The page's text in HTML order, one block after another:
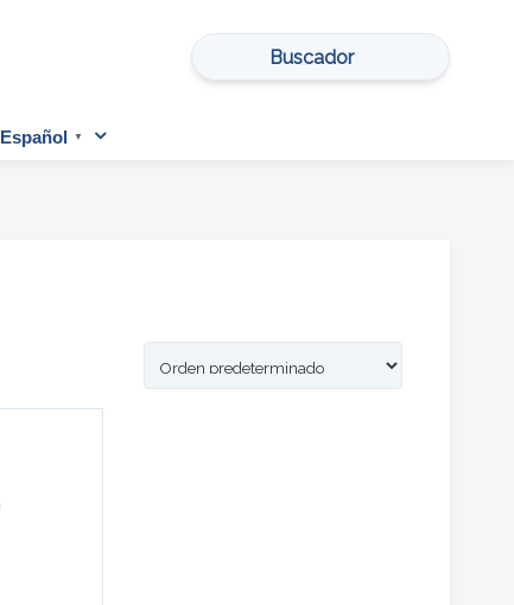
Buscar
por:
Español ▼